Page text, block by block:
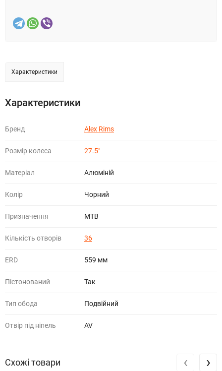
Характеристики
Характеристики
Бренд Alex Rims
Розмір колеса 27.5"
Матеріал Алюміній
Колір Чорний
Призначення МТВ
Кількість отворів 36
ERD 559 мм
Пістонований Так
Тип обода Подвійний
Отвір під ніпель AV
Схожі товари ‹ ›